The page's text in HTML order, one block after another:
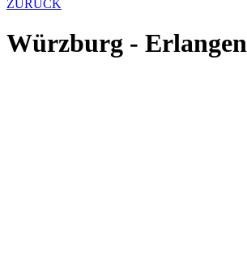
ZURÜCK
Würzburg - Erlangen